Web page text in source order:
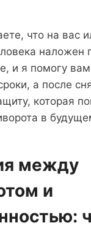
что на вас
наложен
и я помогу
а после
которая
в
между
и